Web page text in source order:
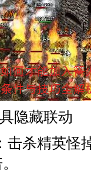
隐藏联动
击杀精英怪